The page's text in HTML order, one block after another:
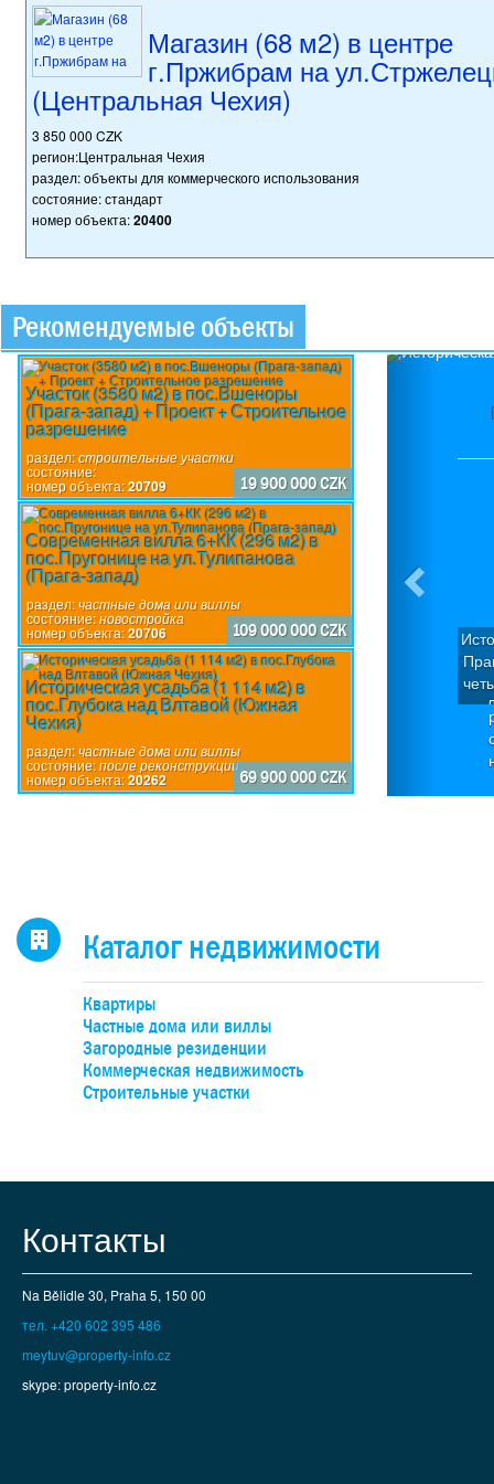
Магазин (68 м2) в центре
г.Пржибрам на
(Центральная Чехия)
3 850 000 CZK
регион:Центральная Чехия
раздел: объекты для коммерческого использования
состояние: стандарт
номер объекта:20400
Рекомендуемые объекты
Участок (3580 м2) в пос.Вшеноры
(Прага-запад) + Проект + Строительное
разрешение
раздел:строительные участки
состояние:
номер объекта:20709 19 900 000 CZK
Современная вилла 6+КК (296 м2) в
пос.Пругонице на ул.Тулипанова
(Прага-запад)
раздел:частные дома или виллы
состояние:новостройка
номер объекта:20706 109 000 000 CZK
Историческая усадьба (1 114 м2) в
пос.Глубока над Влтавой (Южная
Чехия)
раздел:частные дома или виллы
состояние:после реконструкции
номер объекта:20262 69 900 000 CZK
Previous
Каталог недвижимости
Квартиры
Частные дома или виллы
Загородные резиденции
Коммерческая недвижимость
Строительные участки
Контакты
Na Bělidle 30, Praha 5, 150 00
тел. +420 602 395 486
meytuv@property-info.cz
skype: property-info.cz